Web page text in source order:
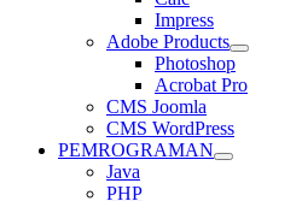
Impress
Adobe Products
Photoshop
Acrobat Pro
CMS Joomla
CMS WordPress
PEMROGRAMAN
Java
PHP